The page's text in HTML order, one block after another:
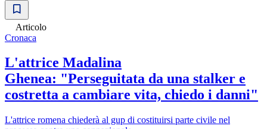
Articolo
Cronaca
L'attrice Madalina
Ghenea: "Perseguitata da una stalker e
costretta a cambiare vita, chiedo i danni"
L'attrice romena chiederà al gup di costituirsi parte civile nel